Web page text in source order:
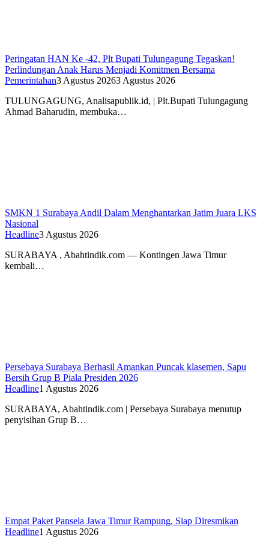
Peringatan HAN Ke -42, Plt Bupati Tulungagung Tegaskan!
Perlindungan Anak Harus Menjadi Komitmen Bersama
Pemerintahan3 Agustus 20263 Agustus 2026
TULUNGAGUNG, Analisapublik.id, | Plt.Bupati Tulungagung
Ahmad Baharudin, membuka…
SMKN 1 Surabaya Andil Dalam Menghantarkan Jatim Juara LKS
Nasional
Headline3 Agustus 2026
SURABAYA , Abahtindik.com — Kontingen Jawa Timur
kembali…
Persebaya Surabaya Berhasil Amankan Puncak klasemen, Sapu
Bersih Grup B Piala Presiden 2026
Headline1 Agustus 2026
SURABAYA, Abahtindik.com | Persebaya Surabaya menutup
penyisihan Grup B…
Empat Paket Pansela Jawa Timur Rampung, Siap Diresmikan
Headline1 Agustus 2026